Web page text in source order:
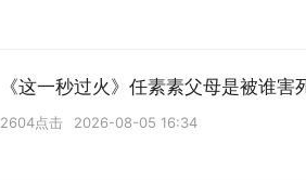
《这一秒过火》任素素父母是被谁害
2604点击 2026-08-05 16:34